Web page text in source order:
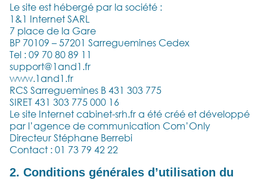
Le site est hébergé par la société :
1&1 Internet SARL
7 place de la Gare
BP 70109 – 57201 Sarreguemines Cedex
Tel : 09 70 80 89 11
support@1and1.fr
www.1and1.fr
RCS Sarreguemines B 431 303 775
SIRET 431 303 775 000 16
Le site Internet cabinet-srh.fr a été créé et développé
par l’agence de communication Com’Only
Directeur Stéphane Berrebi
Contact : 01 73 79 42 22
2. Conditions générales d’utilisation du